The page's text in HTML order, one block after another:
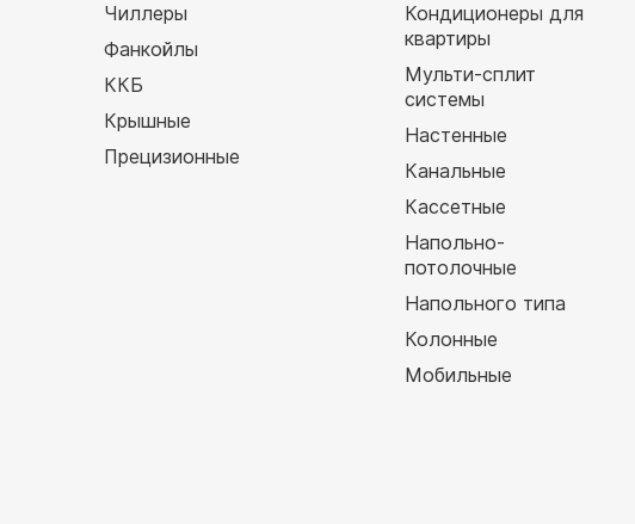
Чиллеры
Фанкойлы
ККБ
Крышные
Прецизионные
Кондиционеры для
квартиры
Мульти-сплит
системы
Настенные
Канальные
Кассетные
Напольно-
потолочные
Напольного типа
Колонные
Мобильные